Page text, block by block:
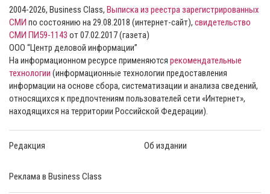
2004-2026, Business Class, Выписка из реестра зарегистрированных
СМИ по состоянию на 29.08.2018 (интернет-сайт), свидетельство
СМИ ПИ59-1143 от 07.02.2017 (газета)
ООО “Центр деловой информации”
На информационном ресурсе применяются рекомендательные
технологии (информационные технологии предоставления
информации на основе сбора, систематизации и анализа сведений,
относящихся к предпочтениям пользователей сети «Интернет»,
находящихся на территории Российской Федерации).
Редакция Об издании
Реклама в Business Class